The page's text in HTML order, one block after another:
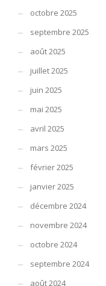
octobre 2025
septembre 2025
août 2025
juillet 2025
juin 2025
mai 2025
avril 2025
mars 2025
février 2025
janvier 2025
décembre 2024
novembre 2024
octobre 2024
septembre 2024
août 2024